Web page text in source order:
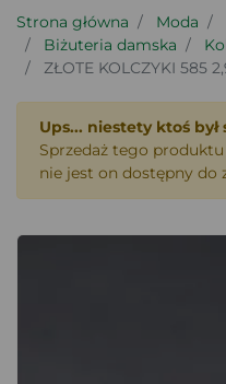
Strona główna Moda
Biżuteria damska
ZŁOTE KOLCZYKI 585
Ups... niestety ktoś
Sprzedaż tego produktu
nie jest on dostępny do